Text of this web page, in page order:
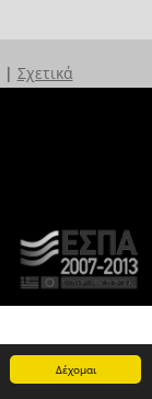
Δέχομαι
| Σχετικά